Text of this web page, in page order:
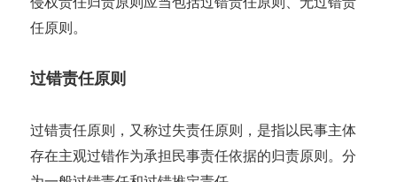
任原则。
过错责任原则
过错责任原则，又称过失责任原则，是指以民事主体
存在主观过错作为承担民事责任依据的归责原则。分